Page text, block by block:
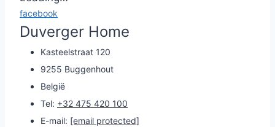
facebook
Duverger Home
Kasteelstraat 120
9255 Buggenhout
België
Tel: +32 475 420 100
E-mail: [email protected]